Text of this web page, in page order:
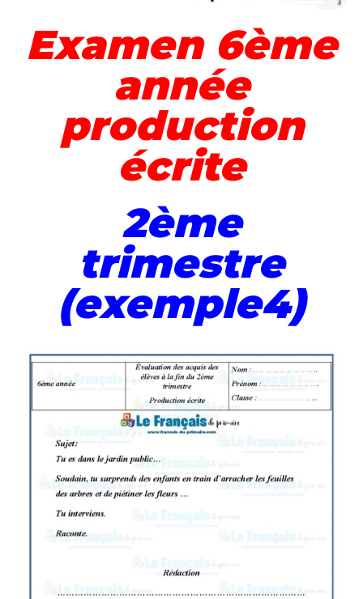
Examen 6ème
année
production
écrite
2ème
trimestre
(exemple4)